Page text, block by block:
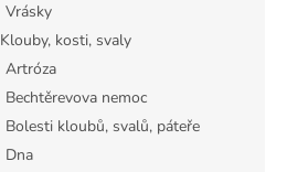
Vrásky
Klouby, kosti, svaly
Artróza
Bechtěrevova nemoc
Bolesti kloubů, svalů, páteře
Dna